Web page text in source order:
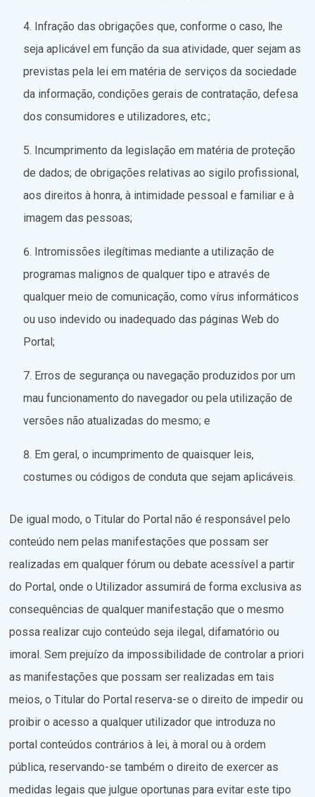
Infração das obrigações que, conforme o caso, lhe
seja aplicável em função da sua atividade, quer sejam as
previstas pela lei em matéria de serviços da sociedade
da informação, condições gerais de contratação, defesa
dos consumidores e utilizadores, etc.;
Incumprimento da legislação em matéria de proteção
de dados; de obrigações relativas ao sigilo profissional,
aos direitos à honra, à intimidade pessoal e familiar e à
imagem das pessoas;
Intromissões ilegítimas mediante a utilização de
programas malignos de qualquer tipo e através de
qualquer meio de comunicação, como vírus informáticos
ou uso indevido ou inadequado das páginas Web do
Portal;
Erros de segurança ou navegação produzidos por um
mau funcionamento do navegador ou pela utilização de
versões não atualizadas do mesmo; e
Em geral, o incumprimento de quaisquer leis,
costumes ou códigos de conduta que sejam aplicáveis.
De igual modo, o Titular do Portal não é responsável pelo
conteúdo nem pelas manifestações que possam ser
realizadas em qualquer fórum ou debate acessível a partir
do Portal, onde o Utilizador assumirá de forma exclusiva as
consequências de qualquer manifestação que o mesmo
possa realizar cujo conteúdo seja ilegal, difamatório ou
imoral. Sem prejuízo da impossibilidade de controlar a priori
as manifestações que possam ser realizadas em tais
meios, o Titular do Portal reserva-se o direito de impedir ou
proibir o acesso a qualquer utilizador que introduza no
portal conteúdos contrários à lei, à moral ou à ordem
pública, reservando-se também o direito de exercer as
medidas legais que julgue oportunas para evitar este tipo